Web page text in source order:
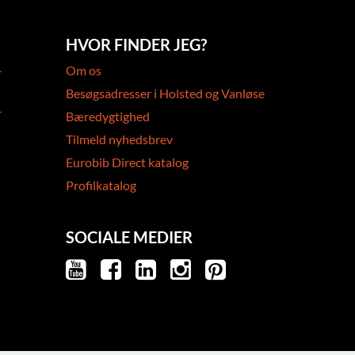
HVOR FINDER JEG?
Om os
Besøgsadresser i Holsted og Vanløse
Bæredygtighed
Tilmeld nyhedsbrev
Eurobib Direct katalog
Profilkatalog
SOCIALE MEDIER